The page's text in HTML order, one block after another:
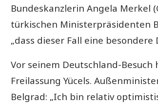
Bundeskanzlerin Angela Merkel
türkischen Ministerpräsidenten
„dass dieser Fall eine
Vor seinem Deutschland-
Freilassung Yücels.
Belgrad: „Ich bin relativ